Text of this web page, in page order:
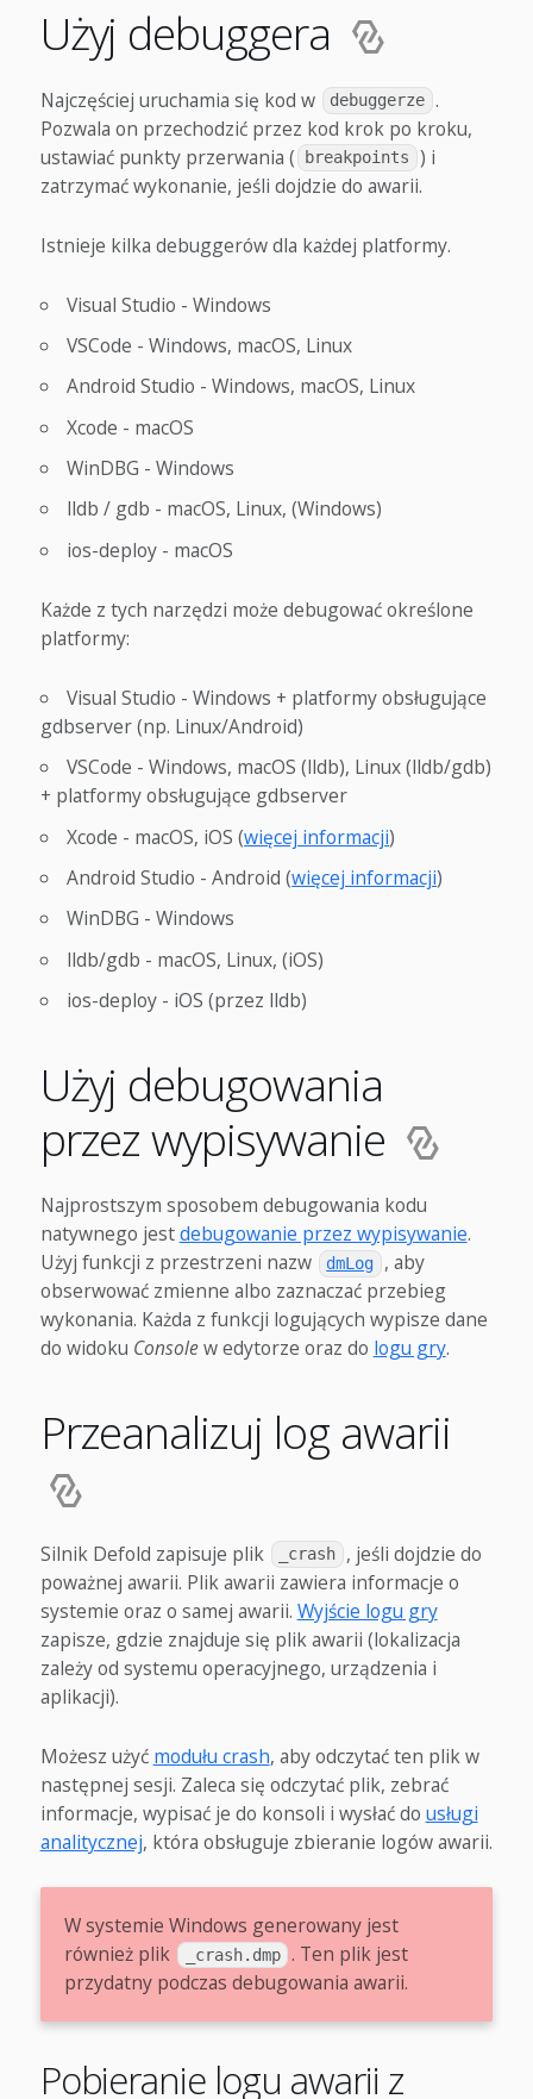
Użyj debuggera
Najczęściej uruchamia się kod w debuggerze .
Pozwala on przechodzić przez kod krok po kroku,
ustawiać punkty przerwania (
breakpoints
) i
zatrzymać wykonanie, jeśli dojdzie do awarii.
Istnieje kilka debuggerów dla każdej platformy.
Visual Studio - Windows
VSCode - Windows, macOS, Linux
Android Studio - Windows, macOS, Linux
Xcode - macOS
WinDBG - Windows
lldb / gdb - macOS, Linux, (Windows)
ios-deploy - macOS
Każde z tych narzędzi może debugować określone
platformy:
Visual Studio - Windows + platformy obsługujące
gdbserver (np. Linux/Android)
VSCode - Windows, macOS (lldb), Linux (lldb/gdb)
+ platformy obsługujące gdbserver
Xcode - macOS, iOS (więcej informacji)
Android Studio - Android (więcej informacji)
WinDBG - Windows
lldb/gdb - macOS, Linux, (iOS)
ios-deploy - iOS (przez lldb)
Użyj debugowania
przez wypisywanie
Najprostszym sposobem debugowania kodu
natywnego jestdebugowanie przez wypisywanie.
Użyj funkcji z przestrzeni nazw
dmLog
, aby
obserwować zmienne albo zaznaczać przebieg
wykonania. Każda z funkcji logujących wypisze dane
do widoku Consolew edytorze oraz do logu gry.
Przeanalizuj log awarii
Silnik Defold zapisuje plik _crash
, jeśli dojdzie do
poważnej awarii. Plik awarii zawiera informacje o
systemie oraz o samej awarii. Wyjście logu gry
zapisze, gdzie znajduje się plik awarii (lokalizacja
zależy od systemu operacyjnego, urządzenia i
aplikacji).
Możesz użyć modułu crash, aby odczytać ten plik w
następnej sesji. Zaleca się odczytać plik, zebrać
informacje, wypisać je do konsoli i wysłać do usługi
analitycznej, która obsługuje zbieranie logów awarii.
W systemie Windows generowany jest
również plik
_crash.dmp . Ten plik jest
przydatny podczas debugowania awarii.
Pobieranie logu awarii z